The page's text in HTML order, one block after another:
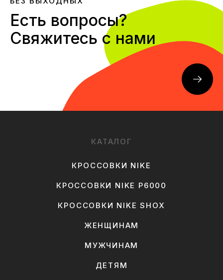
Есть вопросы?
Свяжитесь с нами
КАТАЛОГ
КРОССОВКИ NIKE
КРОССОВКИ NIKE P6000
КРОССОВКИ NIKE SHOX
ЖЕНЩИНАМ
МУЖЧИНАМ
ДЕТЯМ